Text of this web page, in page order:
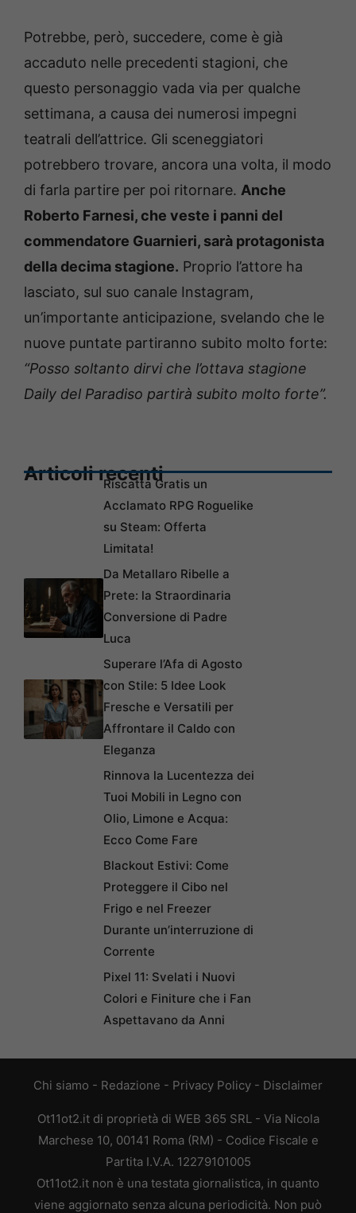
Potrebbe, però, succedere, come è già
accaduto nelle precedenti stagioni, che
questo personaggio vada via per qualche
settimana, a causa dei numerosi impegni
teatrali dell’attrice. Gli sceneggiatori
potrebbero trovare, ancora una volta, il modo
di farla partire per poi ritornare. Anche
Roberto Farnesi, che veste i panni del
commendatore Guarnieri, sarà protagonista
della decima stagione. Proprio l’attore ha
lasciato, sul suo canale Instagram,
un’importante anticipazione, svelando che le
nuove puntate partiranno subito molto forte:
“Posso soltanto dirvi che l’ottava stagione
Daily del Paradiso partirà subito molto forte”.
Articoli recenti
Riscatta Gratis un
Acclamato RPG Roguelike
su Steam: Offerta
Limitata!
Da Metallaro Ribelle a
Prete: la Straordinaria
Conversione di Padre
Luca
Superare l’Afa di Agosto
con Stile: 5 Idee Look
Fresche e Versatili per
Affrontare il Caldo con
Eleganza
Rinnova la Lucentezza dei
Tuoi Mobili in Legno con
Olio, Limone e Acqua:
Ecco Come Fare
Blackout Estivi: Come
Proteggere il Cibo nel
Frigo e nel Freezer
Durante un’interruzione di
Corrente
Pixel 11: Svelati i Nuovi
Colori e Finiture che i Fan
Aspettavano da Anni
Chi siamo - Redazione - Privacy Policy - Disclaimer
Ot11ot2.it di proprietà di WEB 365 SRL - Via Nicola
Marchese 10, 00141 Roma (RM) - Codice Fiscale e
Partita I.V.A. 12279101005
Ot11ot2.it non è una testata giornalistica, in quanto
viene aggiornato senza alcuna periodicità. Non può